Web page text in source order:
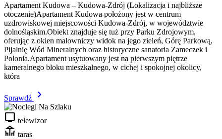
Apartament Kudowa – Kudowa-Zdrój (Lokalizacja i najbliższe
otoczenie)Apartament Kudowa położony jest w centrum
uzdrowiskowej miejscowości Kudowa-Zdrój, w województwie
dolnośląskim.Obiekt znajduje się tuż przy Parku Zdrojowym,
oferując z okien malowniczy widok na jego zieleń, Górę Parkową,
Pijalnię Wód Mineralnych oraz historyczne sanatoria Zameczek i
Polonia.Apartament usytuowany jest na pierwszym piętrze
kameralnego bloku mieszkalnego, w cichej i spokojnej okolicy,
która
Sprawdź
chevron_right
tv telewizor
deck taras